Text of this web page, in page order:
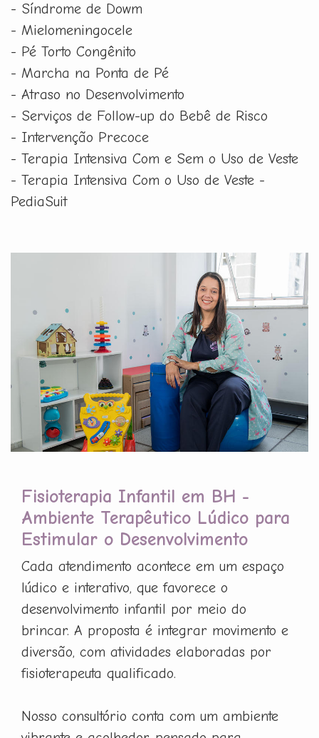
- Síndrome de Dowm
- Mielomeningocele
- Pé Torto Congênito
- Marcha na Ponta de Pé
- Atraso no Desenvolvimento
- Serviços de Follow-up do Bebê de Risco
- Intervenção Precoce
- Terapia Intensiva Com e Sem o Uso de Veste
- Terapia Intensiva Com o Uso de Veste -
PediaSuit
Fisioterapia Infantil em BH -
Ambiente Terapêutico Lúdico para
Estimular o Desenvolvimento
Cada atendimento acontece em um espaço
lúdico e interativo, que favorece o
desenvolvimento infantil por meio do
brincar. A proposta é integrar movimento e
diversão, com atividades elaboradas por
fisioterapeuta qualificado.
Nosso consultório conta com um ambiente